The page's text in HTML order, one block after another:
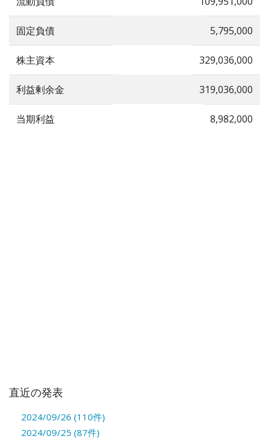
固定負債 5,795,000
株主資本 329,036,000
利益剰余金 319,036,000
当期利益 8,982,000
直近の発表
2024/09/26 (110件)
2024/09/25 (87件)